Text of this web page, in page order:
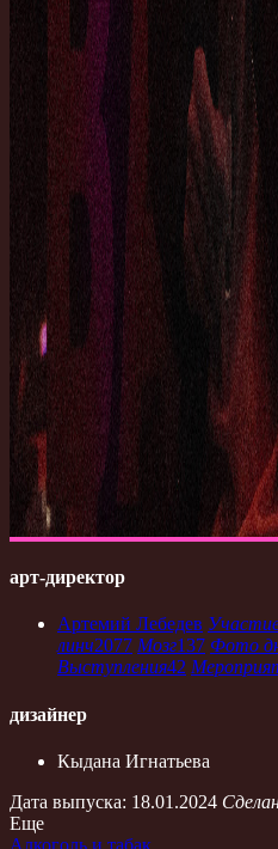
арт-директор
Артемий Лебедев
линч2077 Мозг137 Фото
Выступления42
дизайнер
Кыдана Игнатьева
Дата выпуска: 18.01.2024
Еще
Алкоголь и табак